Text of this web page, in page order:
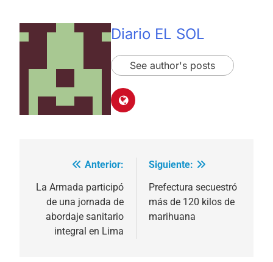
Diario EL SOL
See author's posts
Navegación
de
entradas
Anterior:
La Armada participó
de una jornada de
abordaje sanitario
integral en Lima
Siguiente:
Prefectura secuestró
más de 120 kilos de
marihuana